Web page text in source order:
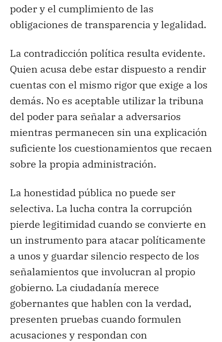
poder y el cumplimiento de las
obligaciones de transparencia y legalidad.
La contradicción política resulta evidente.
Quien acusa debe estar dispuesto a rendir
cuentas con el mismo rigor que exige a los
demás. No es aceptable utilizar la tribuna
del poder para señalar a adversarios
mientras permanecen sin una explicación
suficiente los cuestionamientos que recaen
sobre la propia administración.
La honestidad pública no puede ser
selectiva. La lucha contra la corrupción
pierde legitimidad cuando se convierte en
un instrumento para atacar políticamente
a unos y guardar silencio respecto de los
señalamientos que involucran al propio
gobierno. La ciudadanía merece
gobernantes que hablen con la verdad,
presenten pruebas cuando formulen
acusaciones y respondan con